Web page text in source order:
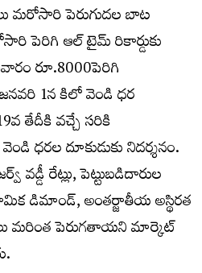
మరోసారి పెరుగుదల బాట
పెరిగి ఆల్ టైమ్ రికార్డుకు
రూ.8000పెరిగి
1న కిలో వెండి ధర
తేదీకి వచ్చే సరికి
ధరల దూకుడుకు నిదర్శనం.
రేట్లు, పెట్టుబడిదారుల
డిమాండ్, అంతర్జాతీయ అస్థిరత
మరింత పెరుగతాయని మార్కెట్